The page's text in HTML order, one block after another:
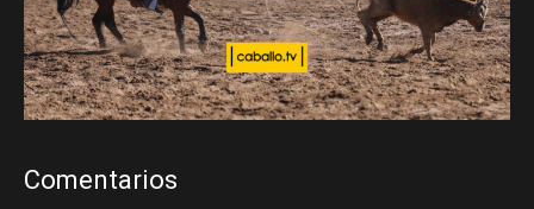
Comentarios